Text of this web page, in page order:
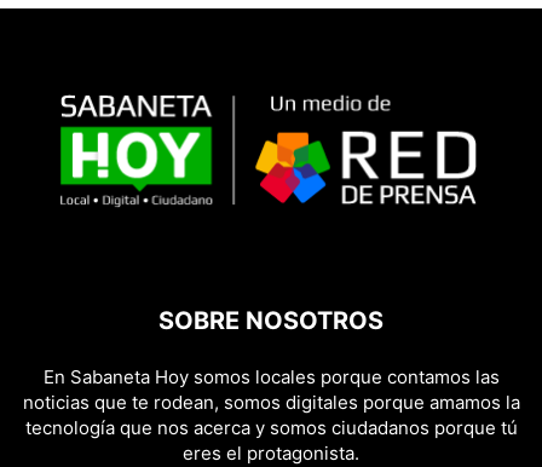
SOBRE NOSOTROS
En Sabaneta Hoy somos locales porque contamos las
noticias que te rodean, somos digitales porque amamos la
tecnología que nos acerca y somos ciudadanos porque tú
eres el protagonista.